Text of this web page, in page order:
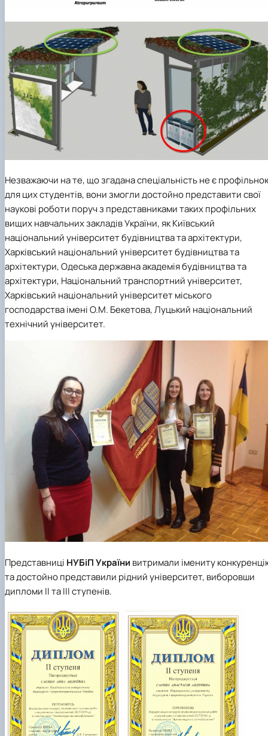
Незважаючи на те, що згадана спеціальність не є
для цих студентів, вони змогли достойно представити свої
наукові роботи поруч з представниками таких профільних
вищих навчальних закладів України, як Київський
національний університет будівництва та архітектури,
Харківський національний університет будівництва та
архітектури, Одеська державна академія будівництва та
архітектури, Національний транспортний університет,
Харківський національний університет міського
господарства імені О.М. Бекетова, Луцький національний
технічний університет.
Представниці НУБіП України витримали імениту
та достойно представили рідний університет, виборовши
дипломи ІІ та ІІІ ступенів.